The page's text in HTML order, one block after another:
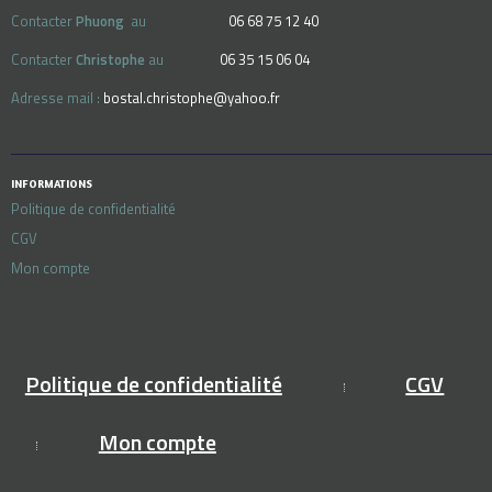
ContacterPhuong au 06 68 75 12 40
Contacter Christophe au 06 35 15 06 04
Adresse mail : bostal.christophe@yahoo.fr
INFORMATIONS
Politique de confidentialité
CGV
Mon compte
Politique de confidentialité
CGV
Mon compte